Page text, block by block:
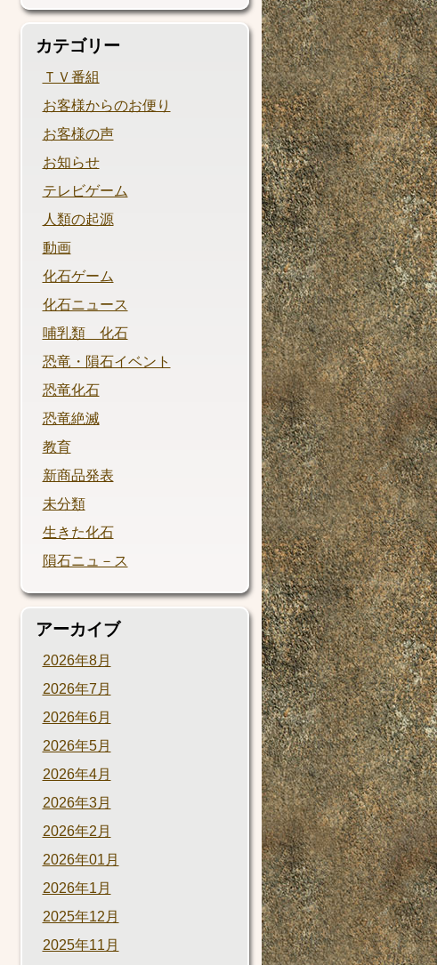
カテゴリー
ＴＶ番組
お客様からのお便り
お客様の声
お知らせ
テレビゲーム
人類の起源
動画
化石ゲーム
化石ニュース
哺乳類 化石
恐竜・隕石イベント
恐竜化石
恐竜絶滅
教育
新商品発表
未分類
生きた化石
隕石ニュ－ス
アーカイブ
2026年8月
2026年7月
2026年6月
2026年5月
2026年4月
2026年3月
2026年2月
2026年01月
2026年1月
2025年12月
2025年11月